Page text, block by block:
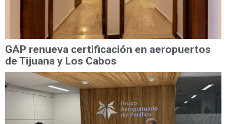
GAP renueva certificación en aeropuertos
de Tijuana y Los Cabos